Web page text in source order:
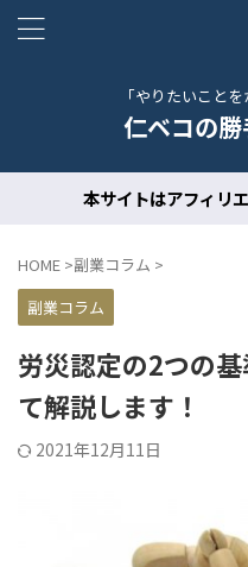
「やりたいこと
仁ベコの
本サイトはアフィリ
HOME >副業コラム >
副業コラム
労災認定の2つの
て解説します！
2021年12月11日